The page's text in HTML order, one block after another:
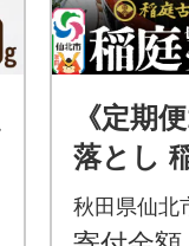
《定期
落とし
d-
秋田県仙北